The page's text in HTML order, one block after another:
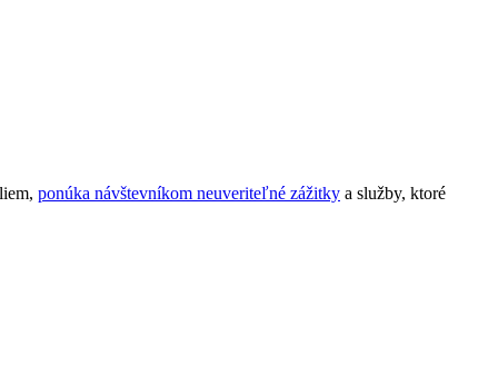
ponúka návštevníkom neuveriteľné zážitky a služby, ktoré